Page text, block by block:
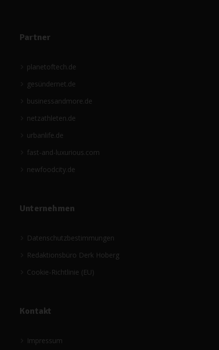
Partner
planetoftech.de
gesündernet.de
businessandmore.de
netzathleten.de
urbanlife.de
fast-and-luxurious.com
newfoodcity.de
Unternehmen
Datenschutzbestimmungen
Redaktionsbüro Derk Hoberg
Cookie-Richtlinie (EU)
Kontakt
Impressum